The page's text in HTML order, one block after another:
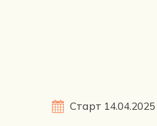
Старт 14.04.2025